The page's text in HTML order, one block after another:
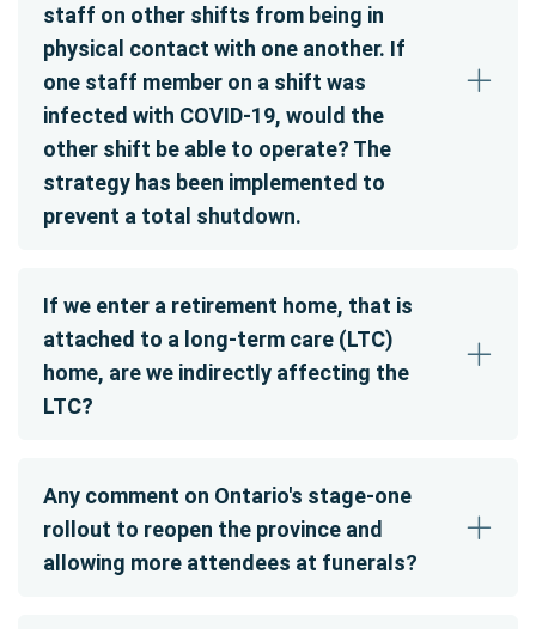
staff on other shifts from being in
physical contact with one another. If
one staff member on a shift was
infected with COVID-19, would the
other shift be able to operate? The
strategy has been implemented to
prevent a total shutdown.
If we enter a retirement home, that is
attached to a long-term care (LTC)
home, are we indirectly affecting the
LTC?
Any comment on Ontario's stage-one
rollout to reopen the province and
allowing more attendees at funerals?